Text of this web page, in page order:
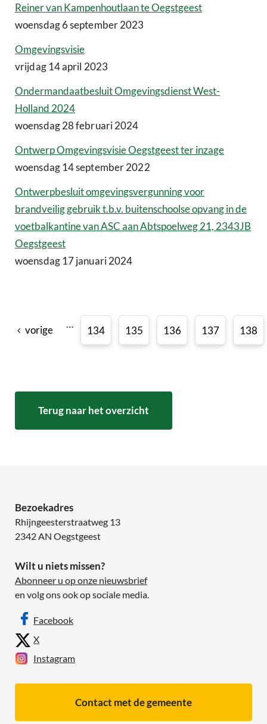
Reiner van Kampenhoutlaan te Oegstgeest
woensdag 6 september 2023
Omgevingsvisie
vrijdag 14 april 2023
Ondermandaatbesluit Omgevingsdienst West-
Holland 2024
woensdag 28 februari 2024
Ontwerp Omgevingsvisie Oegstgeest ter inzage
woensdag 14 september 2022
Ontwerpbesluit omgevingsvergunning voor
brandveilig gebruik t.b.v. buitenschoolse opvang in de
voetbalkantine van ASC aan Abtspoelweg 21, 2343JB
Oegstgeest
woensdag 17 januari 2024
vorige …
134 135 136 137 138
Terug naar het overzicht
Bezoekadres
Rhijngeesterstraatweg 13
2342 AN Oegstgeest
Wilt u niets missen?
Abonneer u op onze nieuwsbrief
en volg ons ook op sociale media.
Facebook
X
Instagram
Contact met de gemeente